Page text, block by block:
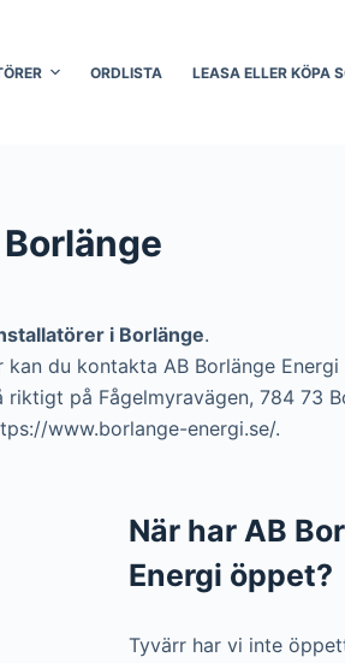
ORDLISTA LEASA ELLER KÖPA
i Borlänge.
du kontakta AB Borlänge
på Fågelmyravägen, 784 73
www.borlange-energi.se/.
När har AB
Energi öppet?
Tyvärr har vi inte